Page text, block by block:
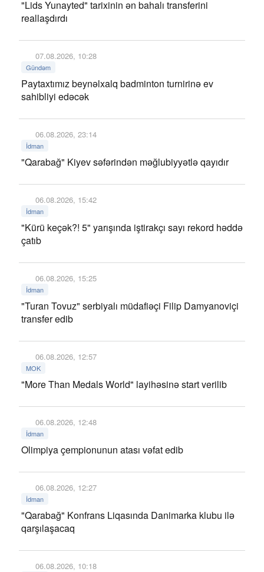
"Lids Yunayted" tarixinin ən bahalı transferini
reallaşdırdı
07.08.2026, 10:28
Gündəm
Paytaxtımız beynəlxalq badminton turnirinə ev
sahibliyi edəcək
06.08.2026, 23:14
İdman
"Qarabağ" Kiyev səfərindən məğlubiyyətlə qayıdır
06.08.2026, 15:42
İdman
"Kürü keçək?! 5" yarışında iştirakçı sayı rekord həddə
çatıb
06.08.2026, 15:25
İdman
"Turan Tovuz" serbiyalı müdafiəçi Filip Damyanoviçi
transfer edib
06.08.2026, 12:57
MOK
"More Than Medals World" layihəsinə start verilib
06.08.2026, 12:48
İdman
Olimpiya çempionunun atası vəfat edib
06.08.2026, 12:27
İdman
"Qarabağ" Konfrans Liqasında Danimarka klubu ilə
qarşılaşacaq
06.08.2026, 10:18